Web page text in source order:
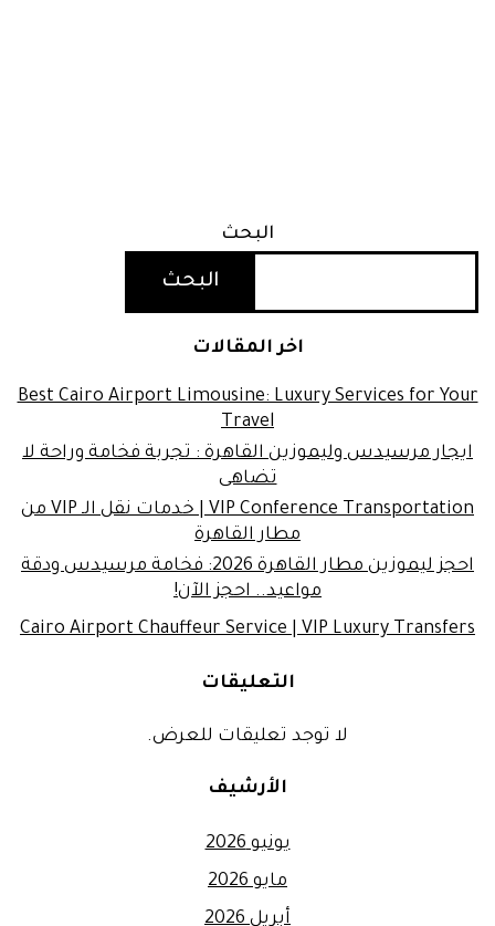
البحث
البحث
اخر المقالات
Best Cairo Airport Limousine: Luxury Services for Your
Travel
ايجار مرسيدس وليموزين القاهرة : تجربة فخامة وراحة لا
تضاهى
VIP Conference Transportation | خدمات نقل الـ VIP من
مطار القاهرة
احجز ليموزين مطار القاهرة 2026: فخامة مرسيدس ودقة
مواعيد.. احجز الآن!
Cairo Airport Chauffeur Service | VIP Luxury Transfers
التعليقات
لا توجد تعليقات للعرض.
الأرشيف
يونيو 2026
مايو 2026
أبريل 2026